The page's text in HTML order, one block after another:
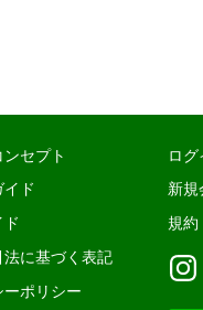
セプト
ド
ド
法に基づく表記
ーポリシー
ログ
新規
規約